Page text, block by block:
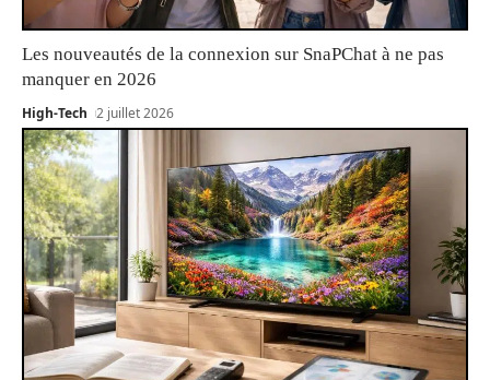
Les nouveautés de la connexion sur SnaPChat à ne pas
manquer en 2026
High-Tech 2 juillet 2026